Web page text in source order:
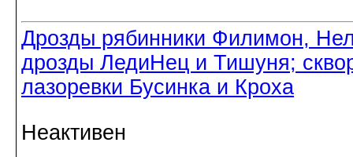
Дрозды рябинники Филимон,
дрозды ЛедиНец и Тишуня;
лазоревки Бусинка и Кроха
Неактивен